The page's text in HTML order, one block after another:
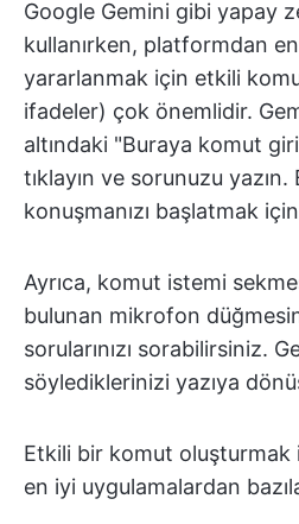
Google Gemini gibi yapay
kullanırken, platformdan
yararlanmak için etkili
ifadeler) çok önemlidir.
altındaki "Buraya komut
tıklayın ve sorunuzu yazın.
konuşmanızı başlatmak
Ayrıca, komut istemi
bulunan mikrofon
sorularınızı sorabilirsiniz.
söylediklerinizi yazıya
Etkili bir komut oluşturmak
en iyi uygulamalardan